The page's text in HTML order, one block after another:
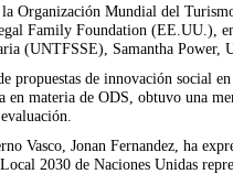
Organización Mundial del
Foundation (EE.UU.),
(UNTFSSE), Samantha Power,
de innovación social
materia de ODS, obtuvo una
Jonan Fernandez, ha
2030 de Naciones Unidas